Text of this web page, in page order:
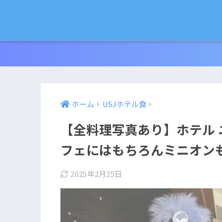
ホーム USJホテル食
【全料理写真あり】ホテ
フェにはもちろんミニオン
2025年2月25日